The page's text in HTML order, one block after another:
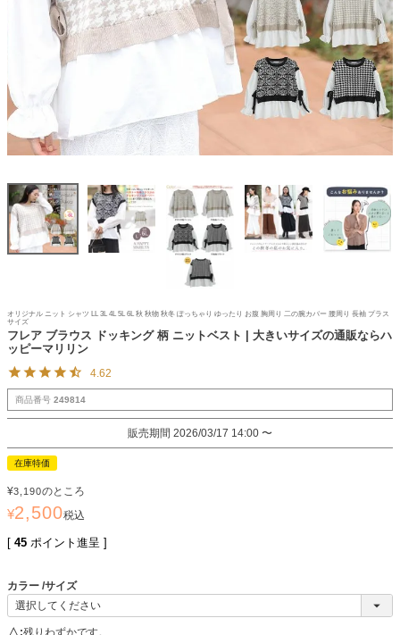
オリジナル ニット シャツ LL 3L 4L 5L 6L 秋 秋物 秋冬 ぽっちゃり ゆったり お腹 胸周り 二の腕カバー 腰周り 長袖 プラス
サイズ
フレア ブラウス ドッキング 柄 ニットベスト | 大きいサイズの通販ならハ
ッピーマリリン
4.62
商品番号 249814
販売期間 2026/03/17 14:00 〜
在庫特価
¥3,190のところ
¥2,500税込
[ 45 ポイント進呈 ]
カラー サイズ